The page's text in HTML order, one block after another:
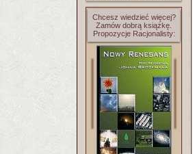
Chcesz wiedzieć więcej?
Zamów dobrą książkę.
Propozycje Racjonalisty: